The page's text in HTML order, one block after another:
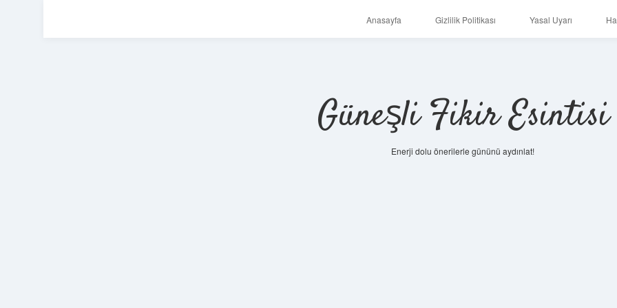
Anasayfa Gizlilik Politikası Yasal Uyarı
Güneşli Fikir Esintisi
Enerji dolu önerilerle gününü aydınlat!